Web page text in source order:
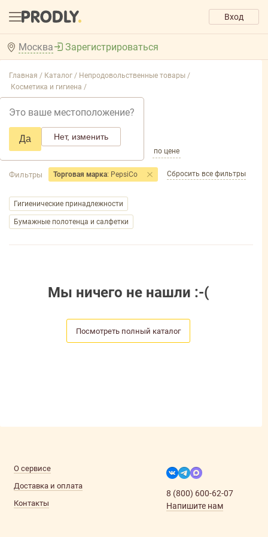
Вход
Москва
Это ваше местоположение?
Да Нет, изменить
Зарегистрироваться
Главная / Каталог / Непродовольственные товары /
Косметика и гигиена /
Добавить фильтр товаров
по популярности по цене
Фильтры Торговая марка: PepsiCo Сбросить все фильтры
Гигиенические принадлежности
Бумажные полотенца и салфетки
Мы ничего не нашли :-(
Посмотреть полный каталог
О сервисе
Доставка и оплата
Контакты
8 (800) 600-62-07
Напишите нам